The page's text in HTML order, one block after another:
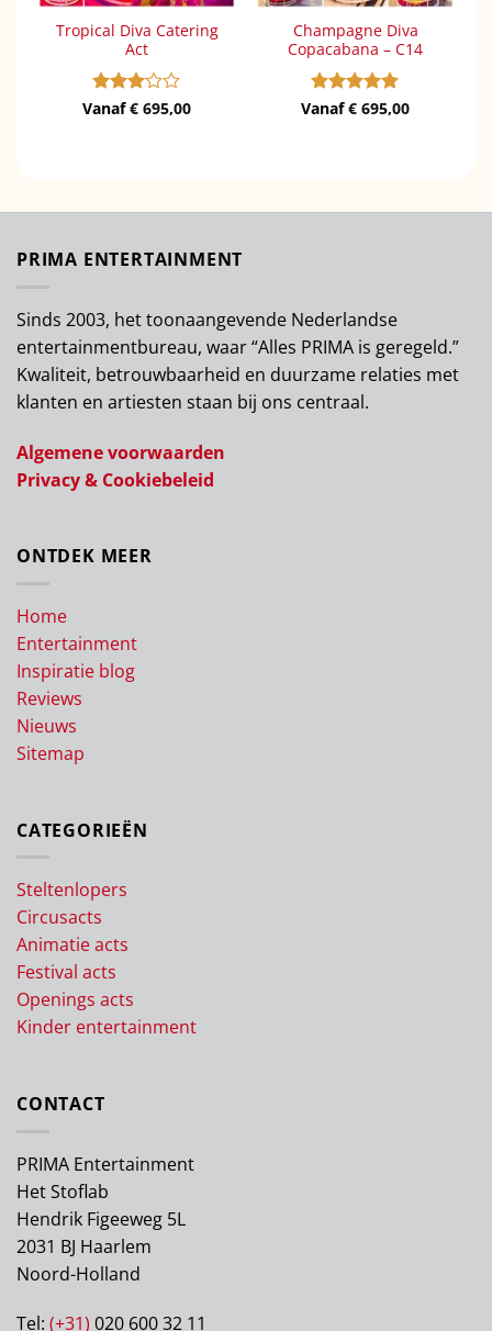
Tropical Diva Catering
Act
Gewaardeerd
Vanaf€ 695,00
Champagne Diva
Copacabana – C14
Gewaardeerd
Vanaf€ 695,00
PRIMA ENTERTAINMENT
Sinds 2003, het toonaangevende Nederlandse
entertainmentbureau, waar “Alles PRIMA is geregeld.”
Kwaliteit, betrouwbaarheid en duurzame relaties met
klanten en artiesten staan bij ons centraal.
Algemene voorwaarden
Privacy & Cookiebeleid
ONTDEK MEER
Home
Entertainment
Inspiratie blog
Reviews
Nieuws
Sitemap
CATEGORIEËN
Steltenlopers
Circusacts
Animatie acts
Festival acts
Openings acts
Kinder entertainment
CONTACT
PRIMA Entertainment
Het Stoflab
Hendrik Figeeweg 5L
2031 BJ Haarlem
Noord-Holland
Tel: (+31) 020 600 32 11